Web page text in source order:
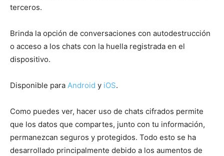
terceros.
Brinda la opción de conversaciones con autodestrucción
o acceso a los chats con la huella registrada en el
dispositivo.
Disponible para Android y iOS.
Como puedes ver, hacer uso de chats cifrados permite
que los datos que compartes, junto con tu información,
permanezcan seguros y protegidos. Todo esto se ha
desarrollado principalmente debido a los aumentos de